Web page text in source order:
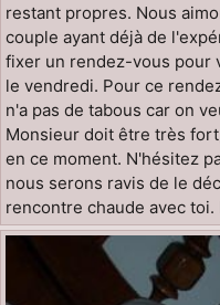
restant propres. Nous
couple ayant déjà de
fixer un rendez-vous pour
le vendredi. Pour ce
n'a pas de tabous car on
Monsieur doit être très
en ce moment. N'hésitez
nous serons ravis de le
rencontre chaude avec